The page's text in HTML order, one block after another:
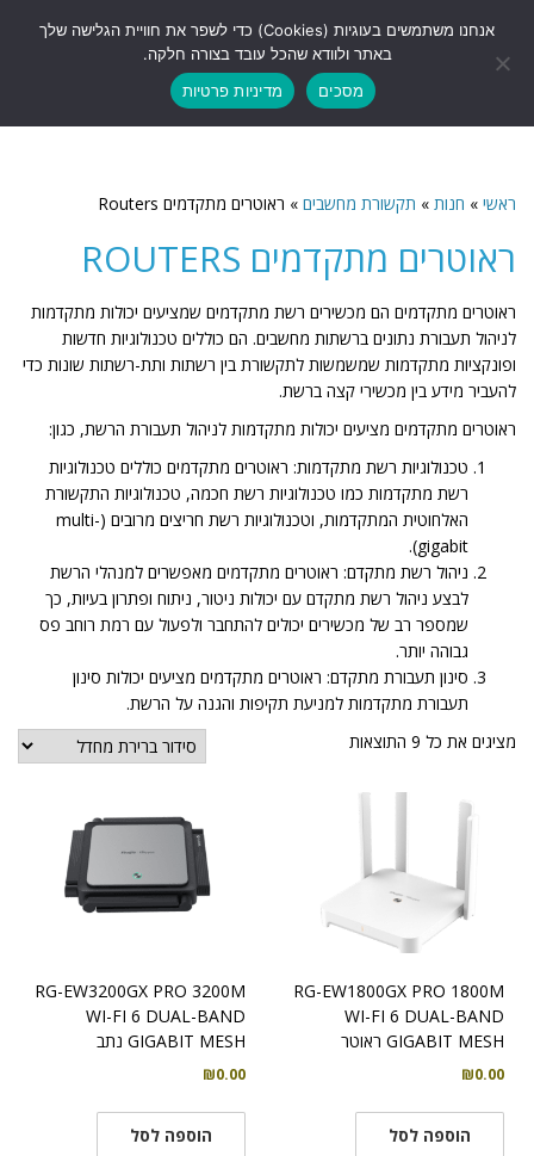
תפריט
ראשי » חנות » תקשורת מחשבים » ראוטרים מתקדמים Routers
ראוטרים מתקדמים ROUTERS
ראוטרים מתקדמים הם מכשירים רשת מתקדמים שמציעים יכולות מתקדמות
לניהול תעבורת נתונים ברשתות מחשבים. הם כוללים טכנולוגיות חדשות
ופונקציות מתקדמות שמשמשות לתקשורת בין רשתות ותת-רשתות שונות כדי
להעביר מידע בין מכשירי קצה ברשת.
ראוטרים מתקדמים מציעים יכולות מתקדמות לניהול תעבורת הרשת, כגון:
טכנולוגיות רשת מתקדמות: ראוטרים מתקדמים כוללים טכנולוגיות
רשת מתקדמות כמו טכנולוגיות רשת חכמה, טכנולוגיות התקשורת
האלחוטית המתקדמות, וטכנולוגיות רשת חריצים מרובים (multi-
gigabit).
ניהול רשת מתקדם: ראוטרים מתקדמים מאפשרים למנהלי הרשת
לבצע ניהול רשת מתקדם עם יכולות ניטור, ניתוח ופתרון בעיות, כך
שמספר רב של מכשירים יכולים להתחבר ולפעול עם רמת רוחב פס
גבוהה יותר.
סינון תעבורת מתקדם: ראוטרים מתקדמים מציעים יכולות סינון
תעבורת מתקדמות למניעת תקיפות והגנה על הרשת.
מציגים את כל ⁦9⁩ התוצאות
RG-EW1800GX PRO 1800M
WI-FI 6 DUAL-BAND
GIGABIT MESH ראוטר
₪0.00
הוספה לסל
RG-EW3200GX PRO 3200M
WI-FI 6 DUAL-BAND
GIGABIT MESH נתב
₪0.00
הוספה לסל
אנחנו משתמשים בעוגיות (Cookies) כדי לשפר את חוויית הגלישה שלך
באתר ולוודא שהכל עובד בצורה חלקה.
מסכים
מדיניות פרטיות